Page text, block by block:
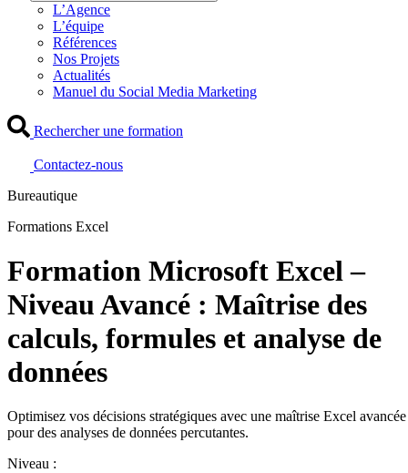
L’Agence
L’équipe
Références
Nos Projets
Actualités
Manuel du Social Media Marketing
Rechercher une formation
Contactez-nous
Bureautique
Formations Excel
Formation Microsoft Excel –
Niveau Avancé : Maîtrise des
calculs, formules et analyse de
données
Optimisez vos décisions stratégiques avec une maîtrise Excel avancée
pour des analyses de données percutantes.
Niveau :